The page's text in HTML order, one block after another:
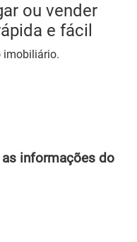
ou vender
e fácil
imobiliário.
informações do